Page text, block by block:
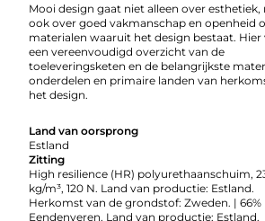
Mooi design gaat niet alleen over esthetiek,
ook over goed vakmanschap en openheid
materialen waaruit het design bestaat. Hier
een vereenvoudigd overzicht van de
toeleveringsketen en de belangrijkste
onderdelen en primaire landen van
het design.
Land van oorsprong
Estland
Zitting
High resilience (HR) polyurethaanschuim,
kg/m³, 120 N. Land van productie: Estland.
Herkomst van de grondstof: Zweden. | 66%
Eendenveren. Land van productie: Estland.